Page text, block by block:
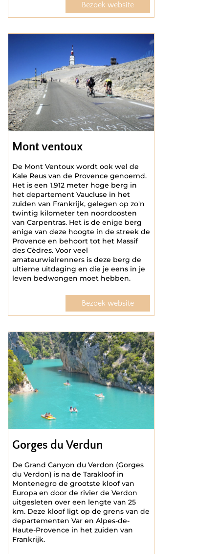
Bezoek website
Mont ventoux
De Mont Ventoux wordt ook wel de
Kale Reus van de Provence genoemd.
Het is een 1.912 meter hoge berg in
het departement Vaucluse in het
zuiden van Frankrijk, gelegen op zo'n
twintig kilometer ten noordoosten
van Carpentras. Het is de enige berg
enige van deze hoogte in de streek de
Provence en behoort tot het Massif
des Cèdres. Voor veel
amateurwielrenners is deze berg de
ultieme uitdaging en die je eens in je
leven bedwongen moet hebben.
Bezoek website
Gorges du Verdun
De Grand Canyon du Verdon (Gorges
du Verdon) is na de Tarakloof in
Montenegro de grootste kloof van
Europa en door de rivier de Verdon
uitgesleten over een lengte van 25
km. Deze kloof ligt op de grens van de
departementen Var en Alpes-de-
Haute-Provence in het zuiden van
Frankrijk.